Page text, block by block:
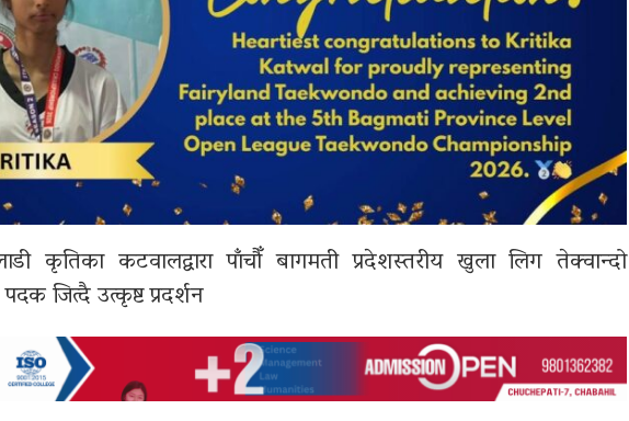
कृतिका कटवालद्वारा पाँचौँ बागमती प्रदेशस्तरीय खुला लिग तेक्वान्दो
जित्दै उत्कृष्ट प्रदर्शन